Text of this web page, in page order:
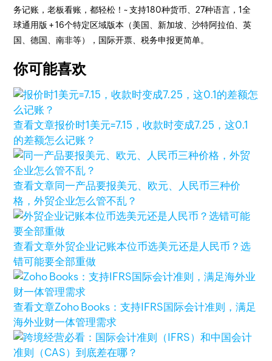
务记账，老板看账，都轻松！~ 支持180种货币、27种语言，1全
球通用版 + 16个特定区域版本（美国、新加坡、沙特阿拉伯、英
国、德国、南非等），国际开票、税务申报更简单。
你可能喜欢
查看文章报价时1美元=7.15，收款时变成7.25，这0.1
的差额怎么记账？
查看文章同一产品要报美元、欧元、人民币三种价
格，外贸企业怎么管不乱？
查看文章外贸企业记账本位币选美元还是人民币？选
错可能要全部重做
查看文章Zoho Books：支持IFRS国际会计准则，满足
海外业财一体管理需求